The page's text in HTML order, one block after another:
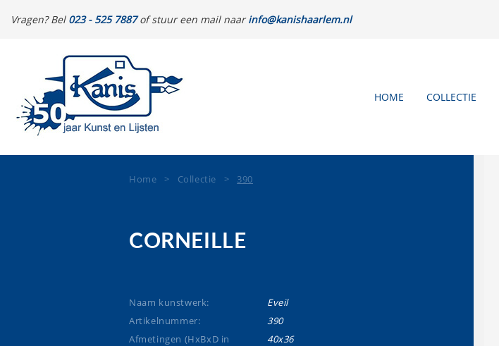
Vragen? Bel 023 - 525 7887of stuur een mail naarinfo@kanishaarlem.nl
HOME COLLECTIE
Home > Collectie > 390
CORNEILLE
Naam kunstwerk:
Eveil
Artikelnummer:
390
Afmetingen (HxBxD in
40x36